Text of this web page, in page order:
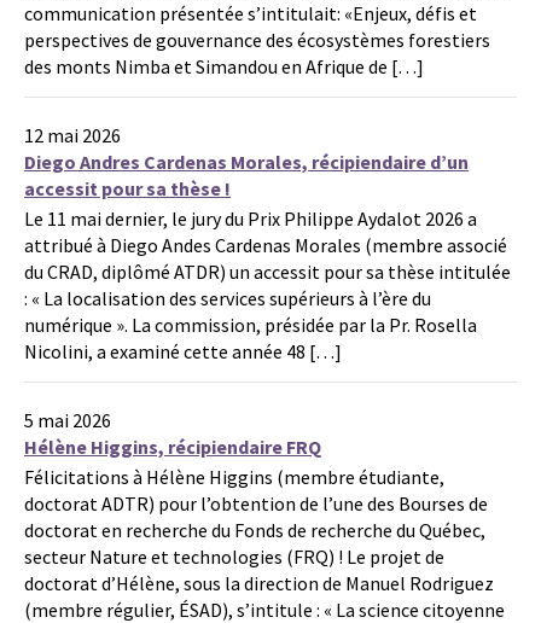
communication présentée s’intitulait: «Enjeux, défis et
perspectives de gouvernance des écosystèmes forestiers
des monts Nimba et Simandou en Afrique de […]
12 mai 2026
Diego Andres Cardenas Morales, récipiendaire d’un
accessit pour sa thèse !
Le 11 mai dernier, le jury du Prix Philippe Aydalot 2026 a
attribué à Diego Andes Cardenas Morales (membre associé
du CRAD, diplômé ATDR) un accessit pour sa thèse intitulée
: « La localisation des services supérieurs à l’ère du
numérique ». La commission, présidée par la Pr. Rosella
Nicolini, a examiné cette année 48 […]
5 mai 2026
Hélène Higgins, récipiendaire FRQ
Félicitations à Hélène Higgins (membre étudiante,
doctorat ADTR) pour l’obtention de l’une des Bourses de
doctorat en recherche du Fonds de recherche du Québec,
secteur Nature et technologies (FRQ) ! Le projet de
doctorat d’Hélène, sous la direction de Manuel Rodriguez
(membre régulier, ÉSAD), s’intitule : « La science citoyenne